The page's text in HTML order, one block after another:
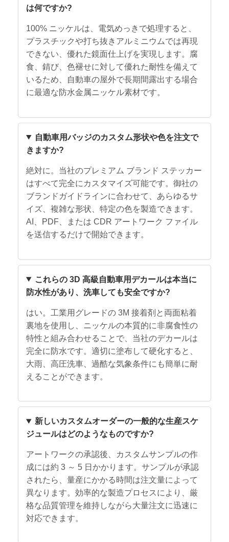
は何ですか?
100% ニッケルは、電気めっきで処理すると、
プラスチックや打ち抜きアルミニウムでは再現
できない、優れた鏡面仕上げを実現します。腐
食、錆び、色褪せに対して優れた耐性を備えて
いるため、自動車の屋外で長期間露出する場合
に最適な防水金属ニッケル素材です。
自動車用バッジのカスタム形状や色を注文で
きますか?
絶対に。当社のプレミアム ブランド ステッカー
はすべて完全にカスタマイズ可能です。御社の
ブランドガイドラインに合わせて、あらゆるサ
イズ、複雑な形状、特定の色を製造できます。
AI、PDF、または CDR アートワーク ファイル
を送信するだけで開始できます。
これらの 3D 高級自動車用デカールは本当に
防水性があり、洗車しても安全ですか?
はい。工業用グレードの 3M 接着剤と両面粘着
裏地を使用し、ニッケルの本質的に非腐食性の
特性と組み合わせることで、当社のデカールは
完全に防水です。適切に塗布して硬化すると、
大雨、高圧洗車、過酷な気象条件にも簡単に耐
えることができます。
新しいカスタムオーダーの一般的な生産スケ
ジュールはどのようなものですか?
アートワークの承認後、カスタムサンプルの作
成には約 3 ～ 5 日かかります。サンプルが承認
されたら、量産にかかる時間は注文量によって
異なります。効率的な製造プロセスにより、厳
格な品質管理を維持しながら大量注文に迅速に
対応できます。